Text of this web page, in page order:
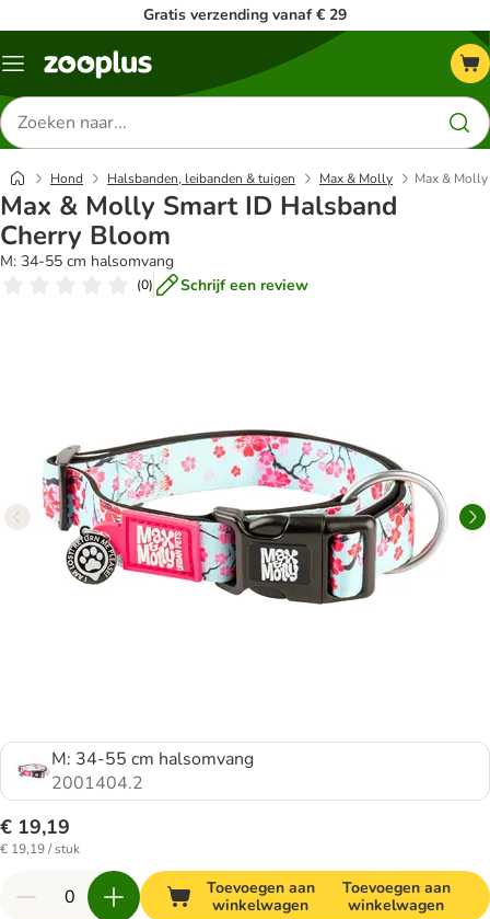
Gratis verzending vanaf € 29
Menu
Zoeken
naar
producten
Hond Halsbanden, leibanden & tuigen Max & Molly Max &
Max & Molly Smart ID Halsband
Cherry Bloom
M: 34-55 cm halsomvang
(0) Schrijf een review
M: 34-55 cm halsomvang
2001404.2
€ 19,19
€ 19,19 / stuk
Toevoegen aan
winkelwagen
Toevoegen aan
winkelwagen